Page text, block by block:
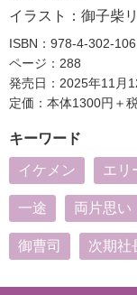
イラスト： 御子柴
ISBN：978-4-302-
ページ：288
発売日：2025年11月
定価：本体1300円＋
キーワード
イケメン エリ
一途 両片思い
御曹司 次期社